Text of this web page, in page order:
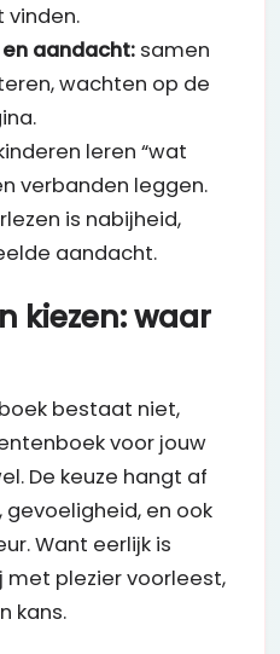
vinden.
aandacht:samen
wachten op de
leren “wat
verbanden leggen.
is nabijheid,
aandacht.
kiezen: waar
bestaat niet,
voor jouw
De keuze hangt af
en ook
Want eerlijk is
met plezier voorleest,
kans.